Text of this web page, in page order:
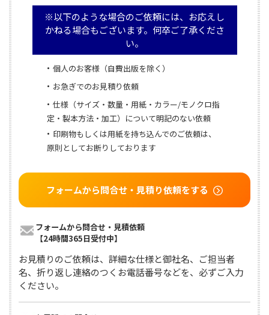
※以下のような場合のご依頼には、お応えし
かねる場合もございます。何卒ご了承くださ
い。
個人のお客様（自費出版を除く）
お急ぎでのお見積り依頼
仕様（サイズ・数量・用紙・カラー/モノクロ指
定・製本方法・加工）について明記のない依頼
印刷物もしくは用紙を持ち込んでのご依頼は、
原則としてお断りしております
フォームから問合せ・見積り依頼をする
フォームから問合せ・見積依頼
【24時間365日受付中】
お見積りのご依頼は、詳細な仕様と御社名、ご担当者
名、折り返し連絡のつくお電話番号などを、必ずご入力
ください。